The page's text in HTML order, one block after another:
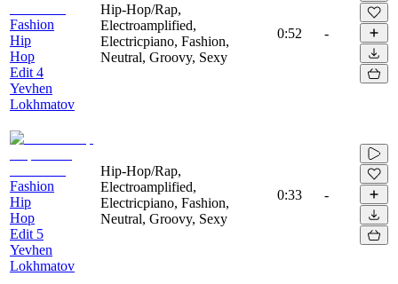
Fashion
Hip
Hop
Edit 4
Yevhen
Lokhmatov
Hip-Hop/Rap,
Electroamplified,
Electricpiano, Fashion,
Neutral, Groovy, Sexy
0:52 -
Fashion
Hip
Hop
Edit 5
Yevhen
Lokhmatov
Hip-Hop/Rap,
Electroamplified,
Electricpiano, Fashion,
Neutral, Groovy, Sexy
0:33 -